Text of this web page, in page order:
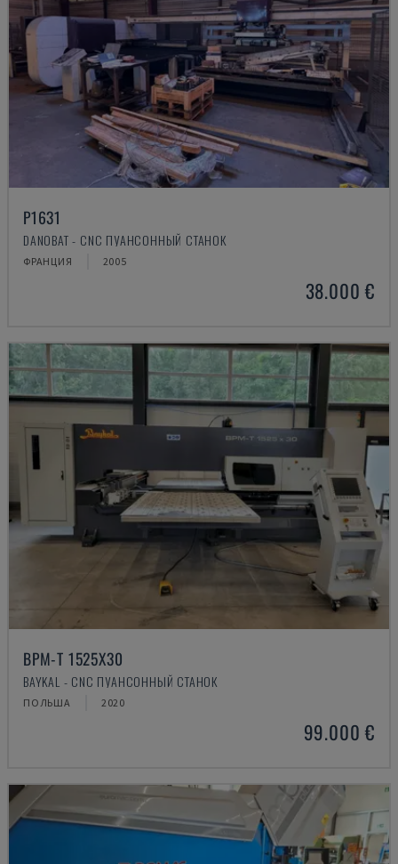
P1631
DANOBAT - CNC ПУАНСОННЫЙ СТАНОК
ФРАНЦИЯ 2005
38.000 €
BPM-T 1525X30
BAYKAL - CNC ПУАНСОННЫЙ СТАНОК
ПОЛЬША 2020
99.000 €